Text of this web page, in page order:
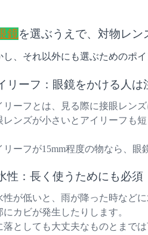
鏡を選ぶうえで、対物レン
し、それ以外にも選ぶためのポ
リーフ：眼鏡をかける人は
リーフとは、見る際に接眼レン
レンズが小さいとアイリーフも
リーフが15mm程度の物なら、眼
性：長く使うためにも必須
性が低いと、雨が降った時など
にカビが発生したりします。
落としても大丈夫なものとまで